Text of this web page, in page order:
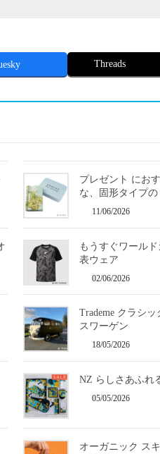
Threads
プレゼント にお
な、固形タイプ
11/06/2026
もうすぐワール
表ウェア
02/06/2026
Trademe クラシ
スワーゲン
18/05/2026
NZ らしさあふれ
05/05/2026
オーガニック ス